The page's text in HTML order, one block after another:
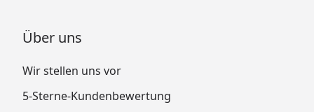
Über uns
Wir stellen uns vor
5-Sterne-Kundenbewertung